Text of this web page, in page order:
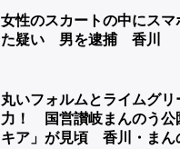
女性のスカートの中にスマ
た疑い 男を逮捕 香川
丸いフォルムとライムグリ
力！ 国営讃岐まんのう公
キア」が見頃 香川・まん